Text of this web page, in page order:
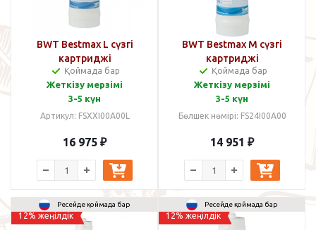
BWT Bestmax L сүзгі
картриджі
Қоймада бар
Жеткізу мерзімі
3-5 күн
Артикул: FSХХI00A00L
16 975 ₽
BWT Bestmax M сүзгі
картриджі
Қоймада бар
Жеткізу мерзімі
3-5 күн
Бөлшек нөмірі: FS24I00A00
14 951 ₽
Ресейде қоймада бар
12% жеңілдік
Ресейде қоймада бар
12% жеңілдік